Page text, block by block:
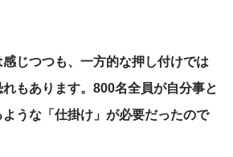
じつつも、一方的な押し付けでは
もあります。800名全員が自分事と
うな「仕掛け」が必要だったので